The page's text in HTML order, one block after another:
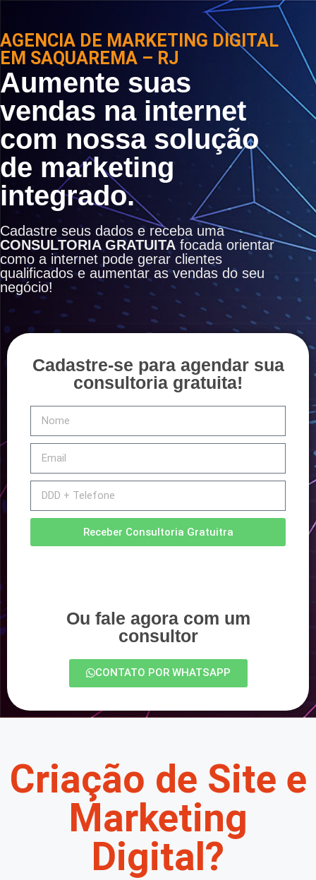
AGENCIA DE MARKETING DIGITAL
EM SAQUAREMA – RJ
Aumente suas
vendas na internet
com nossa solução
de marketing
integrado.
Cadastre seus dados e receba uma
CONSULTORIA GRATUITA focada orientar
como a internet pode gerar clientes
qualificados e aumentar as vendas do seu
negócio!
Cadastre-se para agendar sua
consultoria gratuita!
Receber Consultoria Gratuitra
Ou fale agora com um
consultor
CONTATO POR WHATSAPP
Criação de Site e
Marketing
Digital?